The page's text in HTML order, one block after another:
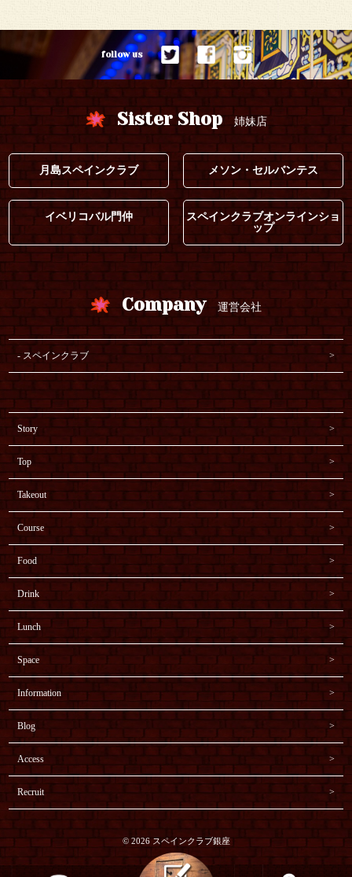
follow us
Sister Shop 姉妹店
月島スペインクラブ メソン・セルバンテス
イベリコバル門仲
スペインクラブオンラインショ
ップ
Company 運営会社
スペインクラブ
Story
Top
Takeout
Course
Food
Drink
Lunch
Space
Information
Blog
Access
Recruit
© 2026 スペインクラブ銀座